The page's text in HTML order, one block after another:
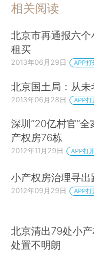
相关阅读
北京市再通报六
租买
2013年06月29日 APP打
北京国土局：从
2013年06月28日 APP打
深圳“20亿村官”
产权房76栋
2012年11月29日 APP打
小产权房治理寻出
2012年09月29日 APP打
北京清出79处小
处置不明朗